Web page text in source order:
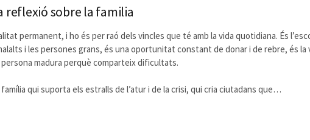
reflexió sobre la familia
permanent, i ho és per raó dels vincles que té amb la vida quotidiana. És
i les persones grans, és una oportunitat constant de donar i de rebre, és la
persona madura perquè comparteix dificultats.
família qui suporta els estralls de l’atur i de la crisi, qui cria ciutadans que…